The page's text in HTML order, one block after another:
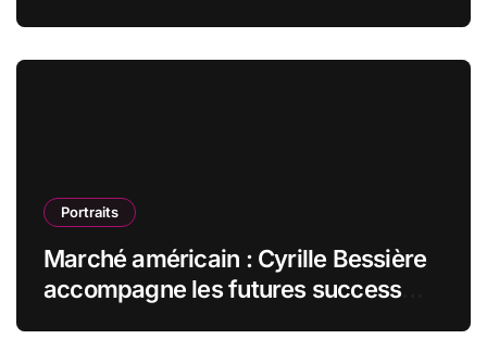
Portraits
Marché américain : Cyrille Bessière
accompagne les futures success